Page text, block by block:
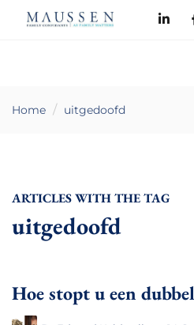
Home uitgedoofd
ARTICLES WITH THE TAG
uitgedoofd
Hoe stopt u een